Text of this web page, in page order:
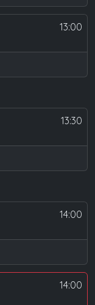
13:00
13:30
14:00
14:00